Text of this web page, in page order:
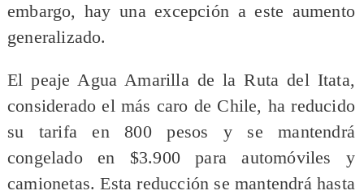
embargo, hay una excepción a este aumento
generalizado.
El peaje Agua Amarilla de la Ruta del Itata,
considerado el más caro de Chile, ha reducido
su tarifa en 800 pesos y se mantendrá
congelado en $3.900 para automóviles y
camionetas. Esta reducción se mantendrá hasta